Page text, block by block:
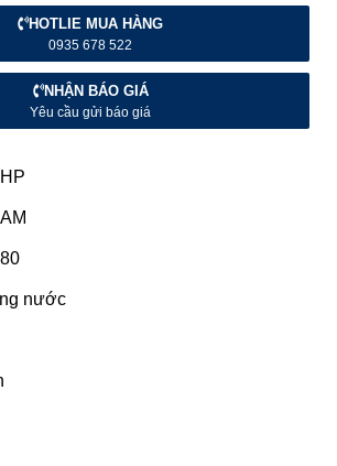
HOTLIE MUA HÀNG
0935 678 522
NHẬN BÁO GIÁ
Yêu cầu gửi báo giá
nước